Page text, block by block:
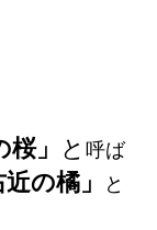
」 と 呼ば
近の橘」 と